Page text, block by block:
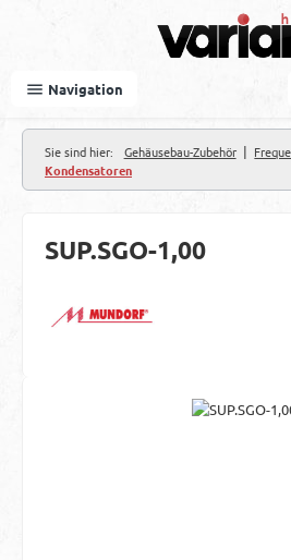
Navigation
Sie sind hier: Gehäusebau-Zubehör |
Kondensatoren
SUP.SGO-1,00
Bildergalerie überspringen